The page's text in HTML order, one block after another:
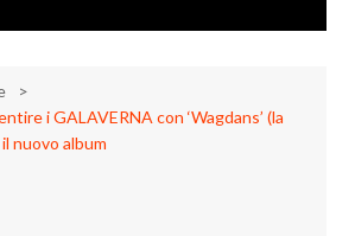
i GALAVERNA con ‘Wagdans’ (la
nuovo album